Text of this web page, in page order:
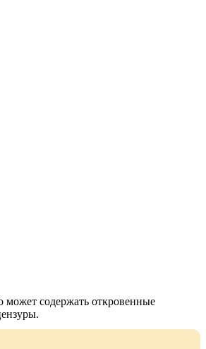
содержать откровенные